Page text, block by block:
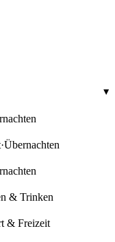
·Übernachten
& Trinken
& Freizeit